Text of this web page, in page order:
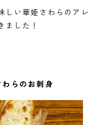
しい華姫さわらのアレ
ました！
らのお刺身